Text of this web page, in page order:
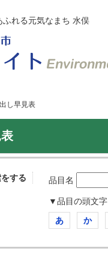
れる元気なまち 水俣
し早見表
する 品目名
▼品目の頭文字
あ
か